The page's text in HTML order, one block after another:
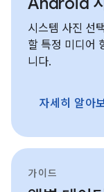
시스템 사진 선
할 특정 미디어
니다.
자세히 알아
가이드